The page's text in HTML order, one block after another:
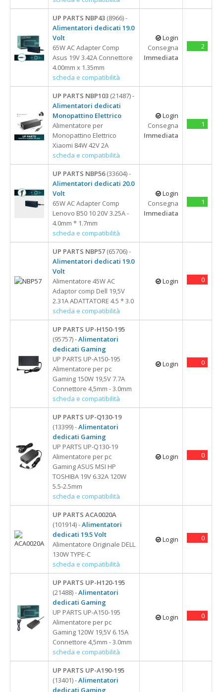
UP PARTS NBP43 (8966) -
Alimentatori dedicati 19.0
Volt
65W AC Adapter Comp
Asus 19V 3.42A Connettore
4.00mm x 1.35mm
scheda e compatibilità
Login
Consegna
Immediata
2
UP PARTS NBP103 (21487) -
Alimentatori dedicati
Monopattino Elettrico
Alimentatore per
Monopattino Elettrico
Xiaomi 84W 42V 2A
scheda e compatibilità
Login
Consegna
Immediata
1
UP PARTS NBP56(33604) -
Alimentatori dedicati 20.0
Volt
65W AC Adapter Comp
Lenovo B50 10 20V 3.25A -
4.0mm * 1.7mm
scheda e compatibilità
Login
Consegna
Immediata
1
UP PARTS NBP57 (65706) -
Alimentatori dedicati 19.0
Volt
Alimentatore 45W AC
Adaptor comp Dell 19,5V
2.31A ADATTATORE 4.5 * 3.0
scheda e compatibilità
Login 0
UP PARTS UP-H150-195
(95757) -Alimentatori
dedicati Gaming
UP PARTS UP-A150-195
Alimentatore per pc
Gaming 150W 19,5V 7.7A
Connettore 4,5mm - 3.0mm
scheda e compatibilità
Login 0
UP PARTS UP-Q130-19
(13399) -Alimentatori
dedicati Gaming
UP PARTS UP-Q130-19
Alimentatore per pc
Gaming ASUS MSI HP
TOSHIBA 19V 6.32A 120W
5.5-2.5mm
scheda e compatibilità
Login 0
UP PARTS ACA0020A
(101914) -Alimentatori
dedicati 19.5 Volt
Alimentatore Originale DELL
130W TYPE-C
scheda e compatibilità
Login 0
UP PARTS UP-H120-195
(21488) -Alimentatori
dedicati Gaming
UP PARTS UP-A150-195
Alimentatore per pc
Gaming 120W 19,5V 6.15A
Connettore 4,5mm - 3.0mm
scheda e compatibilità
Login 0
UP PARTS UP-A190-195
(13401) -Alimentatori
dedicati Gaming